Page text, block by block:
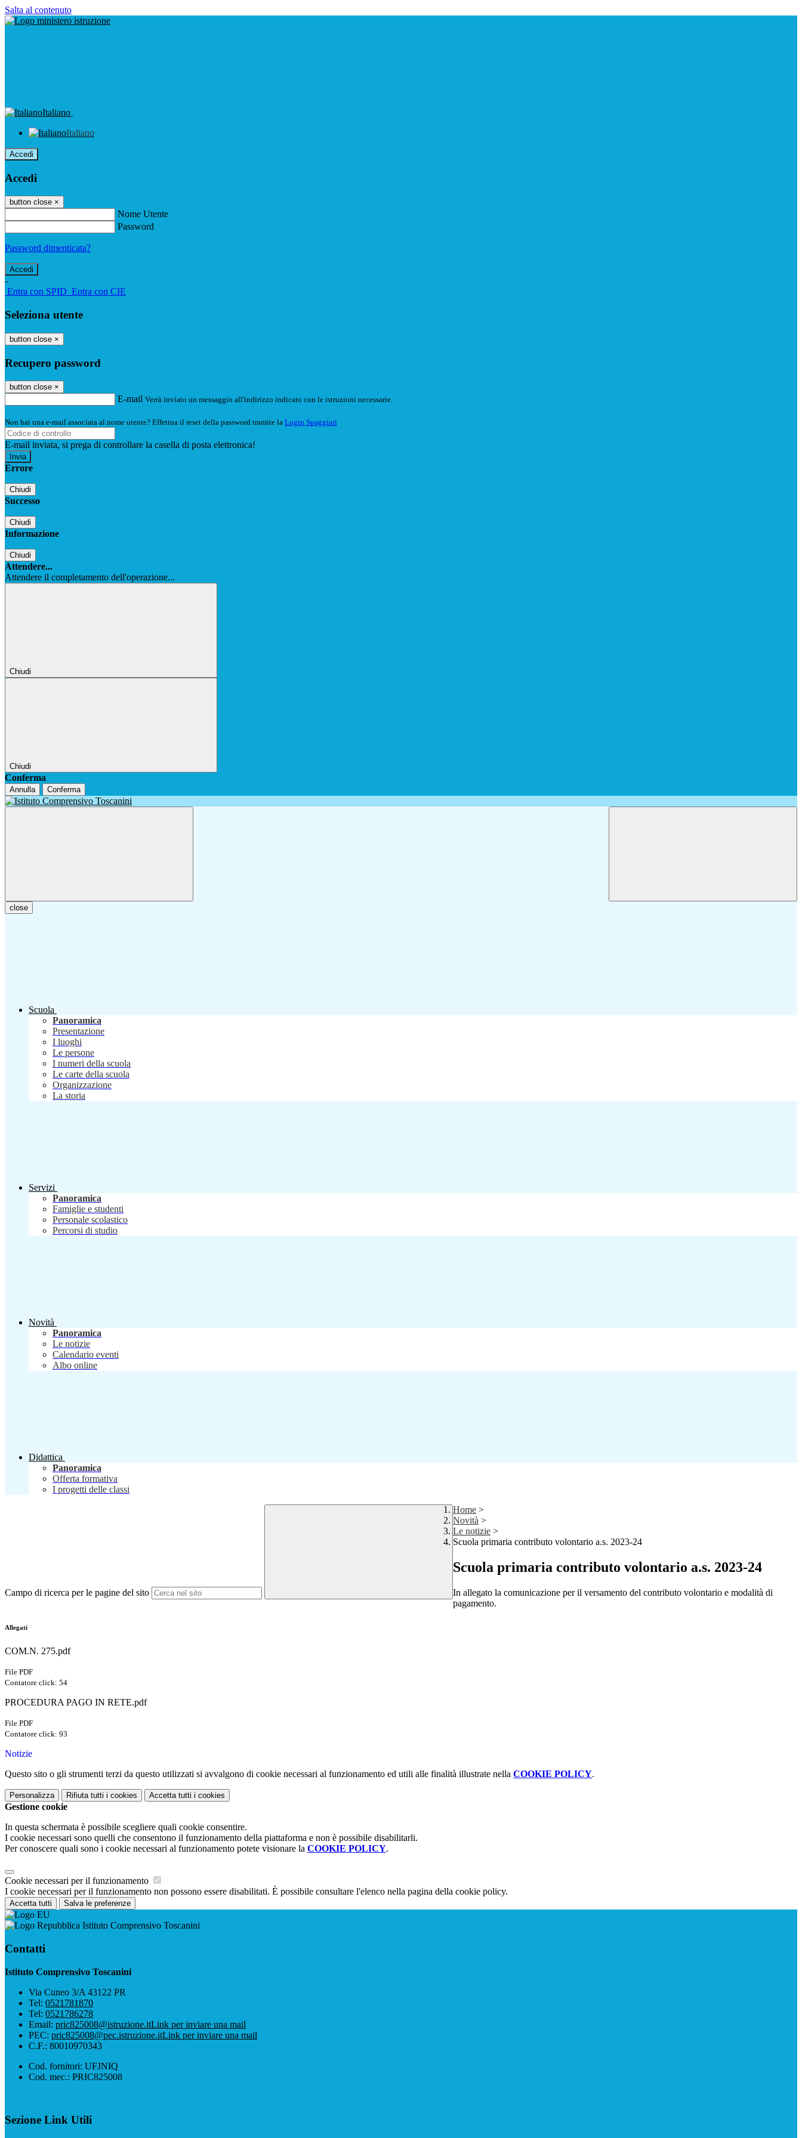
Salta al contenuto
Italiano
Italiano
Accedi
Accedi
button close ×
Nome Utente
Password
Password dimenticata?
-
Entra con SPID Entra con CIE
Seleziona utente
button close ×
Recupero password
button close ×
E-mail Verrà inviato un messaggio all'indirizzo indicato con le istruzioni necessarie.
Non hai una e-mail associata al nome utente? Effettua il reset della password tramite la Login Spaggiari
E-mail inviata, si prega di controllare la casella di posta elettronica!
Errore
Chiudi
Successo
Chiudi
Informazione
Chiudi
Attendere...
Attendere il completamento dell'operazione...
Chiudi
Chiudi
Conferma
Annulla Conferma
close
Scuola
Panoramica
Presentazione
I luoghi
Le persone
I numeri della scuola
Le carte della scuola
Organizzazione
La storia
Servizi
Panoramica
Famiglie e studenti
Personale scolastico
Percorsi di studio
Novità
Panoramica
Le notizie
Calendario eventi
Albo online
Didattica
Panoramica
Offerta formativa
I progetti delle classi
Campo di ricerca per le pagine del sito
Home >
Novità >
Le notizie >
Scuola primaria contributo volontario a.s. 2023-24
Scuola primaria contributo volontario a.s. 2023-24
In allegato la comunicazione per il versamento del contributo volontario e modalità di
pagamento.
Allegati
COM.N. 275.pdf
File PDF
Contatore click: 54
PROCEDURA PAGO IN RETE.pdf
File PDF
Contatore click: 93
Notizie
Questo sito o gli strumenti terzi da questo utilizzati si avvalgono di cookie necessari al funzionamento ed utili alle finalità illustrate nella COOKIE POLICY.
Personalizza Rifiuta tutti i cookies Accetta tutti i cookies
Gestione cookie
In questa schermata è possibile scegliere quali cookie consentire.
I cookie necessari sono quelli che consentono il funzionamento della piattaforma e non è possibile disabilitarli.
Per conoscere quali sono i cookie necessari al funzionamento potete visionare la COOKIE POLICY.
Cookie necessari per il funzionamento
I cookie necessari per il funzionamento non possono essere disabilitati. È possibile consultare l'elenco nella pagina della cookie policy.
Accetta tutti Salva le preferenze
Istituto Comprensivo Toscanini
Contatti
Istituto Comprensivo Toscanini
Via Cuneo 3/A 43122 PR
Tel: 0521781870
Tel: 0521786278
Email: pric825008@istruzione.itLink per inviare una mail
PEC: pric825008@pec.istruzione.itLink per inviare una mail
C.F.: 80010970343
Cod. fornitori: UFJNIQ
Cod. mec.: PRIC825008
Sezione Link Utili